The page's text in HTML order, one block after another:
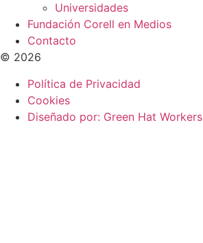
Universidades
Fundación Corell en Medios
Contacto
© 2026
Política de Privacidad
Cookies
Diseñado por: Green Hat Workers